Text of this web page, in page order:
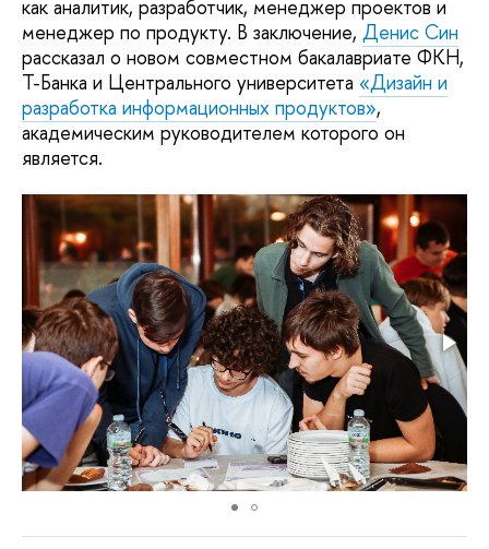
менеджер по продукту. В заключение, Денис Син
рассказал о новом совместном бакалавриате ФКН,
Т-Банка и Центрального университета «Дизайн и
разработка информационных продуктов»,
академическим руководителем которого он
является.